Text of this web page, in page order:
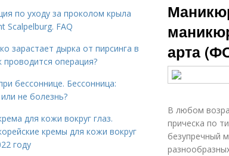
арта
В любом
прическа по
безупречный
по уходу за проколом крыла
Scalpelburg. FAQ
зарастает дырка от пирсинга в
проводится операция?
бессоннице. Бессонница:
не болезнь?
для кожи вокруг глаз.
кремы для кожи вокруг
году